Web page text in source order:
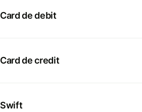
Card de debit
Card de credit
Swift